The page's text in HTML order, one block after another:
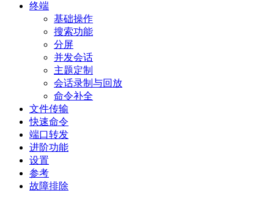
终端
基础操作
搜索功能
分屏
并发会话
主题定制
会话录制与回放
命令补全
文件传输
快速命令
端口转发
进阶功能
设置
参考
故障排除